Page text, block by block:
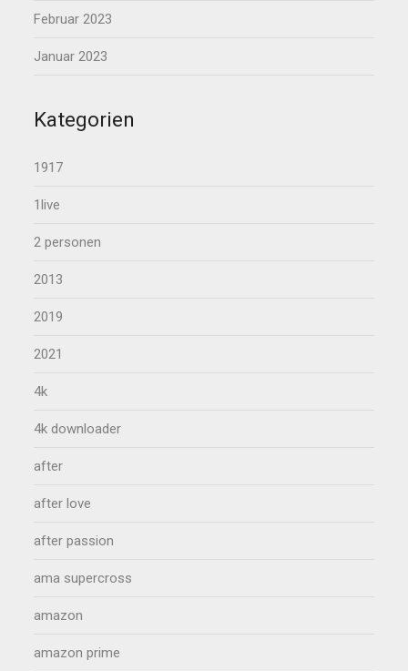
Februar 2023
Januar 2023
Kategorien
1917
1live
2 personen
2013
2019
2021
4k
4k downloader
after
after love
after passion
ama supercross
amazon
amazon prime